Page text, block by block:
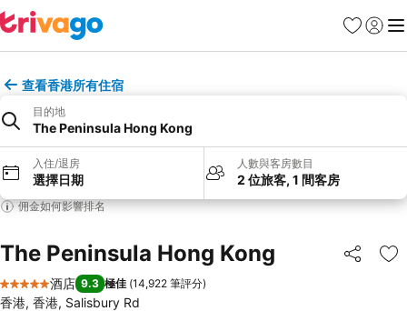
收藏夾
登入 選
查看香港所有住宿
目的地
The Peninsula Hong Kong
入住/退房
選擇日期
人數與客房數目
2 位旅客, 1 間客房
佣金如何影響排名
The Peninsula Hong Kong 分享
放
5 星級
酒店 9.3 極佳 (14,922 筆評分)
香港, 香港, Salisbury Rd